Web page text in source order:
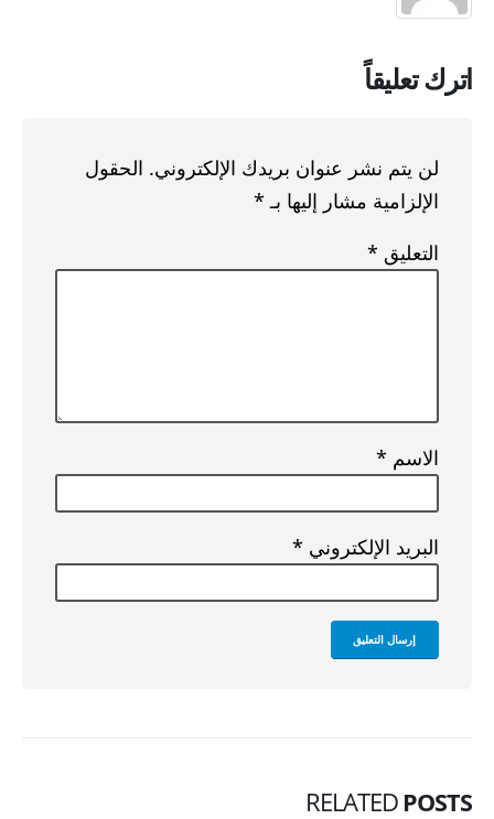
اترك تعليقاً
لن يتم نشر عنوان بريدك الإلكتروني. الحقول
الإلزامية مشار إليها بـ *
التعليق *
الاسم *
البريد الإلكتروني *
RELATED POSTS